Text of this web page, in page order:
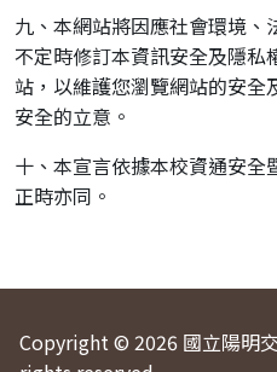
九、本網站將因應社會環境、
不定時修訂本資訊安全及隱
站，以維護您瀏覽網站的安全
安全的立意。
十、本宣言依據本校資通安
正時亦同。
Copyright © 2026 國立陽明